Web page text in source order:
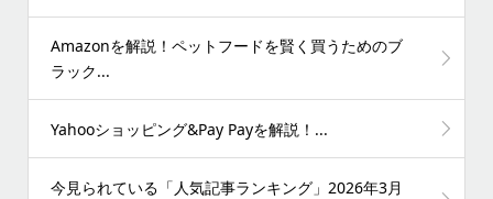
Amazonを解説！ペットフードを賢く買うためのブ
ラック...
Yahooショッピング&Pay Payを解説！...
今見られている「人気記事ランキング」2026年3月